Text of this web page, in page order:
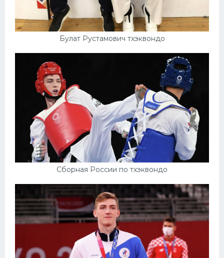
Булат Рустамович тхэквондо
Сборная России по тхэквондо